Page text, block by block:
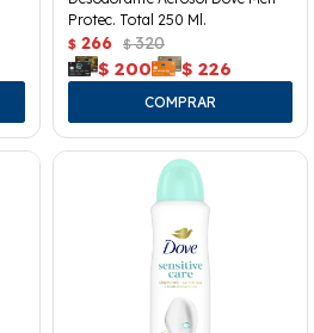
Protec. Total 250 Ml.
$ 266 $ 320
$ 200 $ 226